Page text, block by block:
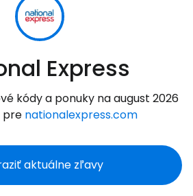
Express
kódy a ponuky na august 2026
pre nationalexpress.com
aktuálne zľavy
komunity cestovateľov
so službou Google
na Facebooku